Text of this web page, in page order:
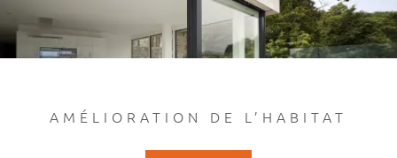
AMÉLIORATION DE L’HABITAT